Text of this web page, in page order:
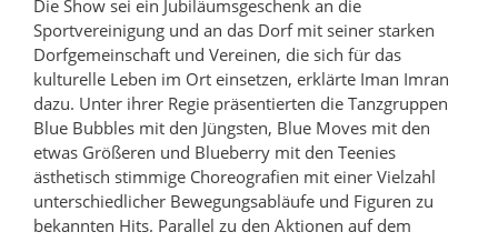
Die Show sei ein Jubiläumsgeschenk an die
Sportvereinigung und an das Dorf mit seiner starken
Dorfgemeinschaft und Vereinen, die sich für das
kulturelle Leben im Ort einsetzen, erklärte Iman Imran
dazu. Unter ihrer Regie präsentierten die Tanzgruppen
Blue Bubbles mit den Jüngsten, Blue Moves mit den
etwas Größeren und Blueberry mit den Teenies
ästhetisch stimmige Choreografien mit einer Vielzahl
unterschiedlicher Bewegungsabläufe und Figuren zu
bekannten Hits. Parallel zu den Aktionen auf dem